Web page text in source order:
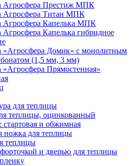
Агросфера Престиж МПК
Агросфера Титан МПК
Агросфера Капелька МПК
Агросфера Капелька гибридное
«Агросфера Домик» с монолитным
(1,5 мм, 3 мм)
«Агросфера Прямостенная»
для теплицы
теплицы, оцинкованный
и обжимная
ножка для теплицы
теплицы
и дверью для теплицы